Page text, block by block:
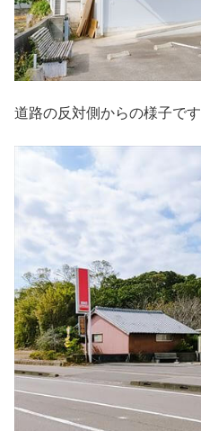
道路の反対側からの様子で